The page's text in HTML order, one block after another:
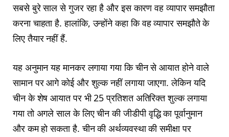
सबसे बुरे साल से गुजर रहा है और इस कारण वह व्यापार समझौता
करना चाहता है. हालांकि, उन्होंने कहा कि वह व्यापार समझौते के
लिए तैयार नहीं हैं.
यह अनुमान यह मानकर लगाया गया कि चीन से आयात होने वाले
सामान पर आगे कोई और शुल्क नहीं लगाया जाएगा. लेकिन यदि
चीन के शेष आयात पर भी 25 प्रतिशत अतिरिक्त शुल्क लगाया
गया तो अगले साल के लिए चीन की जीडीपी वृद्धि का पूर्वानुमान
और कम हो सकता है. चीन की अर्थव्यवस्था की समीक्षा पर